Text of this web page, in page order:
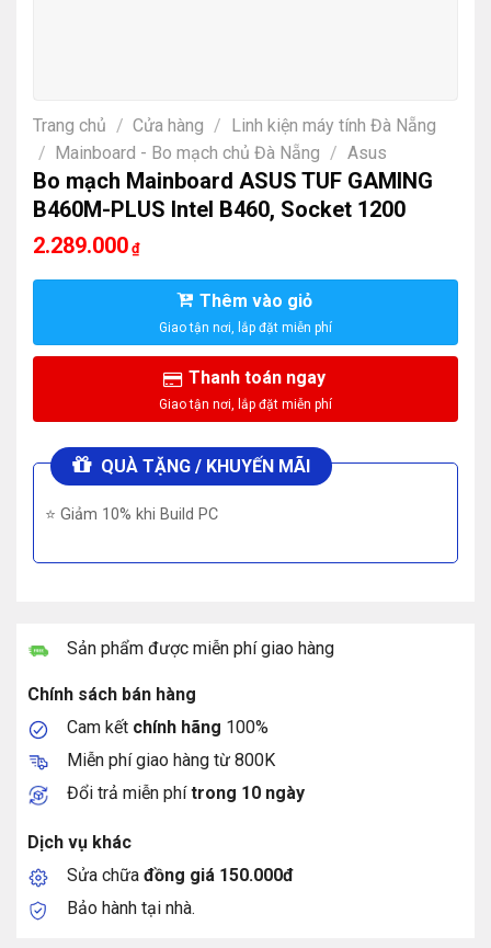
Trang chủ / Cửa hàng /
Linh kiện máy tính Đà Nẵng
/
Mainboard - Bo mạch chủ Đà Nẵng / Asus
Bo mạch Mainboard ASUS TUF GAMING
B460M-PLUS Intel B460, Socket 1200
2.289.000 ₫
Thêm vào giỏ
Thanh toán ngay
QUÀ TẶNG / KHUYẾN MÃI
⭐ Giảm 10% khi Build PC
Sản phẩm được miễn phí giao hàng
Chính sách bán hàng
Cam kết chính hãng 100%
Miễn phí giao hàng từ 800K
Đổi trả miễn phítrong 10 ngày
Dịch vụ khác
Sửa chữa đồng giá 150.000đ
Bảo hành tại nhà.